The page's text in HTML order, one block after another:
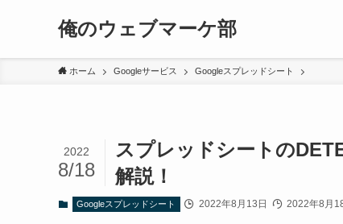
俺のウェブマーケ部
ホーム Googleサービス Googleスプレッドシート
スプレッドシートの
解説！
2022
8/18
Googleスプレッドシート 2022年8月13日 2022年8月